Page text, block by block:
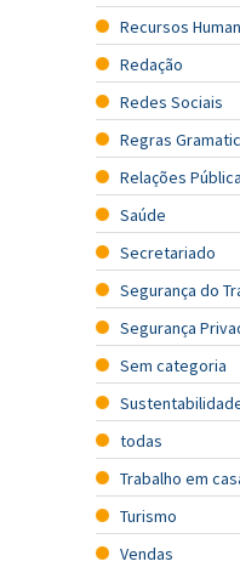
Recursos
Redação
Redes Sociais
Regras
Relações
Saúde
Secretariado
Segurança do
Segurança
Sem categoria
todas
Trabalho em
Turismo
Vendas